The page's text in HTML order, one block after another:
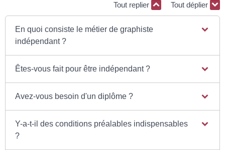
Tout replier Tout déplier
En quoi consiste le métier de graphiste
indépendant ?
Êtes-vous fait pour être indépendant ?
Avez-vous besoin d'un diplôme ?
Y-a-t-il des conditions préalables indispensables
?